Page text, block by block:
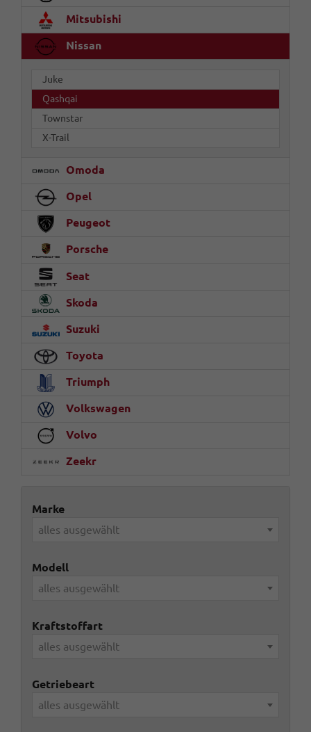
Mitsubishi
Nissan
Juke
Qashqai
Townstar
X-Trail
Omoda
Opel
Peugeot
Porsche
Seat
Skoda
Suzuki
Toyota
Triumph
Volkswagen
Volvo
Zeekr
Marke
alles ausgewählt
Modell
alles ausgewählt
Kraftstoffart
alles ausgewählt
Getriebeart
alles ausgewählt